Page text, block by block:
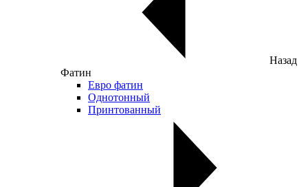
Назад
Фатин
Евро фатин
Однотонный
Принтованный